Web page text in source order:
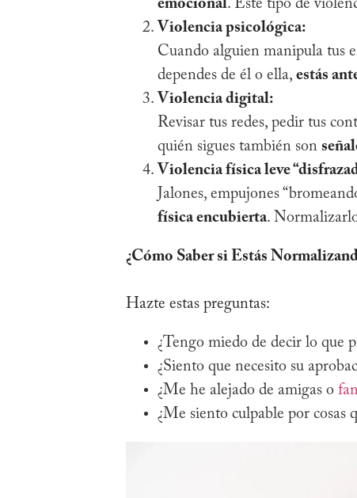
emocional. Este tipo de
Violencia psicológica:
Cuando alguien manipula tus
dependes de él o ella, estás
Violencia digital:
Revisar tus redes, pedir tus
quién sigues también son
Violencia física leve
Jalones, empujones
física encubierta.
¿Cómo Saber si Estás
Hazte estas preguntas:
¿Tengo miedo de decir lo que
¿Siento que necesito su
¿Me he alejado de amigas o
¿Me siento culpable por cosas